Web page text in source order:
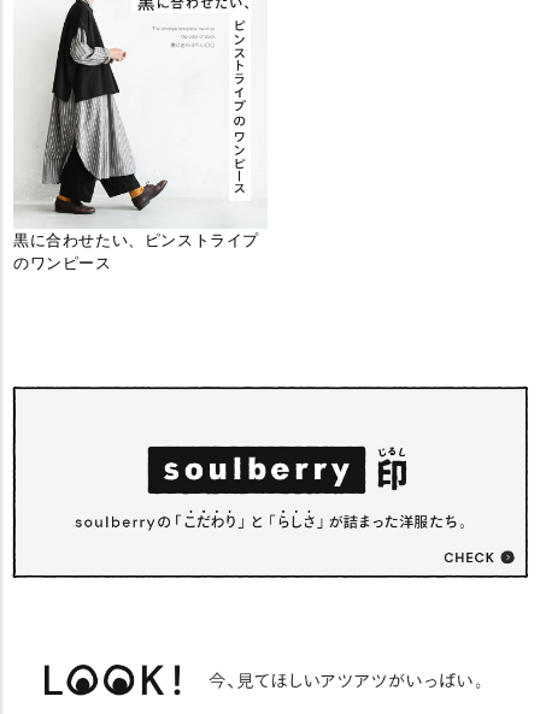
黒に合わせたい、ピンストライプ
のワンピース